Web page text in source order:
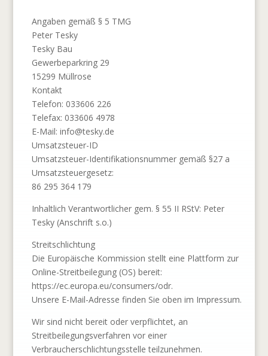
Angaben gemäß § 5 TMG
Peter Tesky
Tesky Bau
Gewerbeparkring 29
15299 Müllrose
Kontakt
Telefon: 033606 226
Telefax: 033606 4978
E-Mail: info@tesky.de
Umsatzsteuer-ID
Umsatzsteuer-Identifikationsnummer gemäß §27 a
Umsatzsteuergesetz:
86 295 364 179
Inhaltlich Verantwortlicher gem. § 55 II RStV: Peter
Tesky (Anschrift s.o.)
Streitschlichtung
Die Europäische Kommission stellt eine Plattform zur
Online-Streitbeilegung (OS) bereit:
https://ec.europa.eu/consumers/odr.
Unsere E-Mail-Adresse finden Sie oben im Impressum.
Wir sind nicht bereit oder verpflichtet, an
Streitbeilegungsverfahren vor einer
Verbraucherschlichtungsstelle teilzunehmen.